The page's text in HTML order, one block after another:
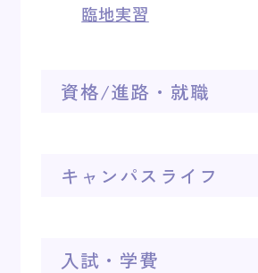
臨地実習
資格/進路・就職
キャンパスライフ
入試・学費